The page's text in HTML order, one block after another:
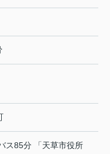
ス85分 「天草市役所